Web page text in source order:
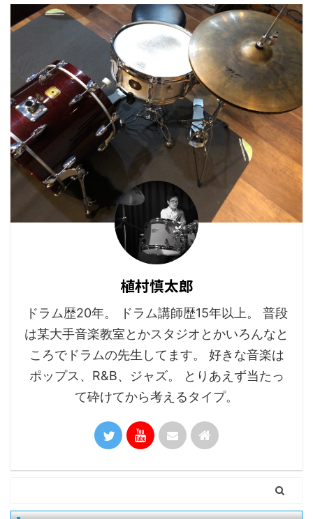
していきます。 個人的に
これ良いよーっていうも
のを載せていきますの
で、参考にしてもらえた
らと思います。 オスス
メだけでなく、僕が思う
購入するときの注意点も
書きますので、「へーこ
んなこと考えてんだぁ」
程度に読んでもらえると
嬉しいです。 クラッシ
ュシンバルを ...
てきます。 そこでふと
思ったのですが、自分が
叩ける曲を知っておくと
自分を知ることになり、
練習効率が上がるので
は？と考えたので、僕な
りの方法をつらつらと書
いていこうと思います。
参考になれば幸いで
す。 叩 ...
植村慎太郎
ドラム歴20年。 ドラム講師歴15年以上。 普段
は某大手音楽教室とかスタジオとかいろんなと
ころでドラムの先生してます。 好きな音楽は
ポップス、R&B、ジャズ。 とりあえず当たっ
て砕けてから考えるタイプ。